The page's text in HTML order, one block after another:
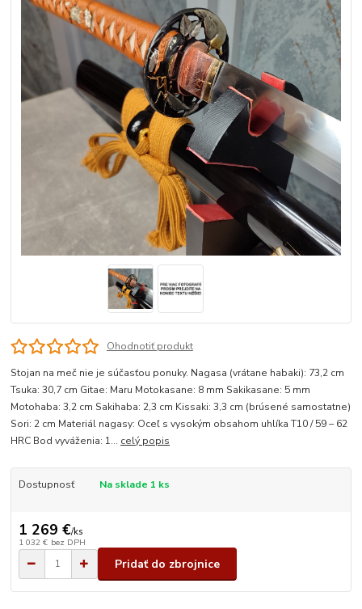
Ohodnotiť produkt
Stojan na meč nie je súčasťou ponuky. Nagasa (vrátane habaki): 73,2 cm
Tsuka: 30,7 cm Gitae: Maru Motokasane: 8 mm Sakikasane: 5 mm
Motohaba: 3,2 cm Sakihaba: 2,3 cm Kissaki: 3,3 cm (brúsené samostatne)
Sori: 2 cm Materiál nagasy: Oceľ s vysokým obsahom uhlíka T10 / 59 – 62
HRC Bod vyváženia: 1... celý popis
Dostupnosť Na sklade 1 ks
1 269 €/ks
1 032 € bez DPH
Pridať do zbrojnice